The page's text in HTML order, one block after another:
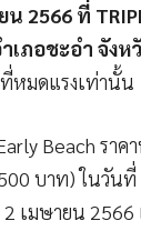
น 2566 ที่
เภอชะอำ จังห
หมดแรงเท่านั้น
Beach รา
บาท) ในวันที่
เมษายน 2566